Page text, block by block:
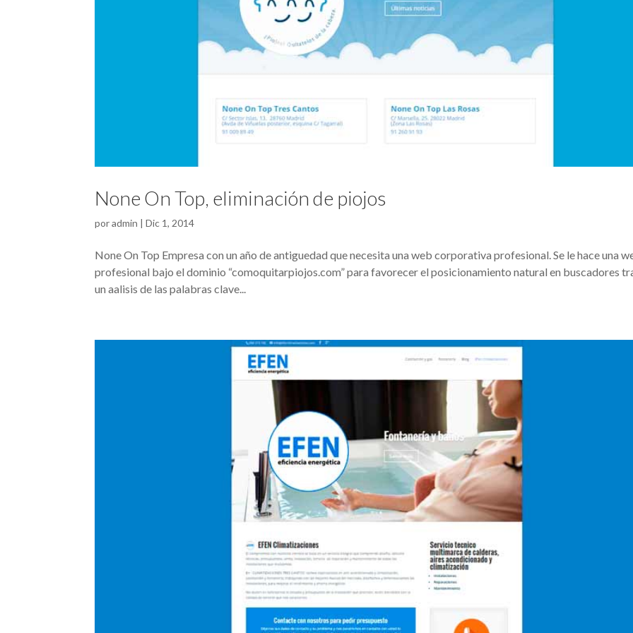
None On Top, eliminación de piojos
poradmin |Dic 1, 2014
None On Top Empresa con un año de antiguedad que necesita una web corporativa profesional. Se le hace una
profesional bajo el dominio “comoquitarpiojos.com” para favorecer el posicionamiento natural en buscadores
un aalisis de las palabras clave...